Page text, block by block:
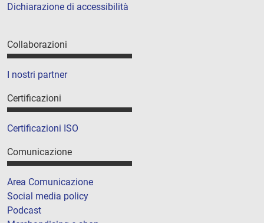
Dichiarazione di accessibilità
Collaborazioni
I nostri partner
Certificazioni
Certificazioni ISO
Comunicazione
Area Comunicazione
Social media policy
Podcast